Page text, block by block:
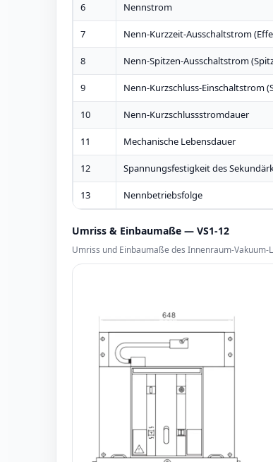
6 Nennstrom
7 Nenn-Kurzzeit-Ausschaltstrom
8 Nenn-Spitzen-Ausschaltstrom
9 Nenn-Kurzschluss-Einschaltstrom
10 Nenn-Kurzschlussstromdauer
11 Mechanische Lebensdauer
12 Spannungsfestigkeit des
13 Nennbetriebsfolge
Umriss & Einbaumaße — VS1-12
Umriss und Einbaumaße des Innenraum-